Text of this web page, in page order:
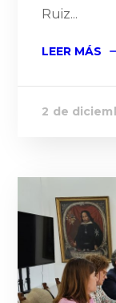
Ruiz...
LEER MÁS
2 de